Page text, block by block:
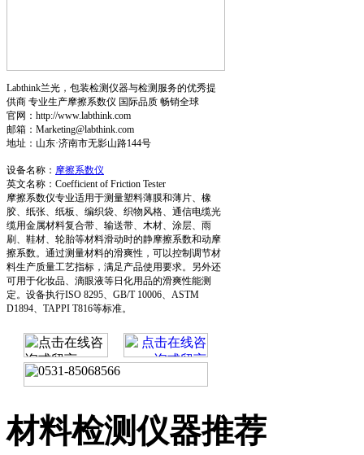
Labthink兰光，包装检测仪器与检测服务的优秀提
供商 专业生产摩擦系数仪 国际品质 畅销全球
官网：http://www.labthink.com
邮箱：Marketing@labthink.com
地址：山东·济南市无影山路144号
设备名称： 摩擦系数仪
英文名称：Coefficient of Friction Tester
摩擦系数仪专业适用于测量塑料薄膜和薄片、橡
胶、纸张、纸板、编织袋、织物风格、通信电缆光
缆用金属材料复合带、输送带、木材、涂层、雨
刷、鞋材、轮胎等材料滑动时的静摩擦系数和动摩
擦系数。通过测量材料的滑爽性，可以控制调节材
料生产质量工艺指标，满足产品使用要求。另外还
可用于化妆品、滴眼液等日化用品的滑爽性能测
定。设备执行ISO 8295、GB/T 10006、ASTM
D1894、TAPPI T816等标准。
材料检测仪器推荐